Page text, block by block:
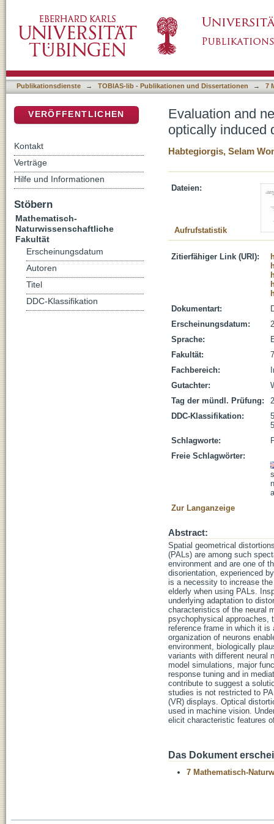
Publikationsdienste → TOBIAS-lib - Publikationen und Dissertationen → 7
Evaluation and
optically induced
Habtegiorgis, Selam
Dateien:
Aufrufstatistik
Zitierfähiger Link (URI):
Dokumentart:
Erscheinungsdatum:
Sprache:
Fakultät:
Fachbereich:
Gutachter:
Tag der mündl. Prüfung:
DDC-Klassifikation:
Schlagworte:
Freie Schlagwörter:
Zur Langanzeige
Abstract:
Spatial geometrical
(PALs) are among such
environment and are one of
disorientation, experienced
is a necessity to increase
elderly when using PALs.
underlying adaptation to
characteristics of the neural
psychophysical approaches,
reference frame in which it is
organization of neurons
environment, biologically
variants with different neural
model simulations, major
response tuning and in
contribute to suggest a
studies is not restricted to
(VR) displays. Optical
used in machine vision.
elicit characteristic features
Das Dokument
7 Mathematisch-
VERÖFFENTLICHEN
Kontakt
Verträge
Hilfe und Informationen
Stöbern
Mathematisch-
Naturwissenschaftliche
Fakultät
Erscheinungsdatum
Autoren
Titel
DDC-Klassifikation